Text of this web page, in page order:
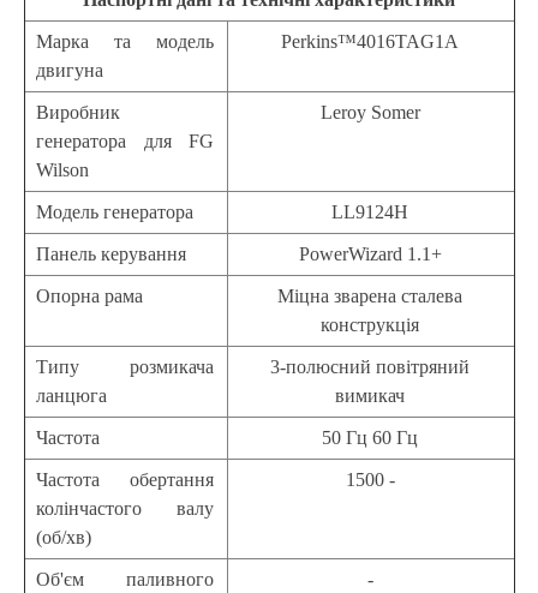
Марка та модель
двигуна
Perkins™4016TAG1A
Виробник
генератора для FG
Wilson
Leroy Somer
Модель генератора LL9124H
Панель керування PowerWizard 1.1+
Опорна рама
Міцна зварена сталева
конструкція
Типу розмикача
ланцюга
3-полюсний повітряний
вимикач
Частота 50 Гц 60 Гц
Частота обертання
колінчастого валу
(об/хв)
1500 -
Об'єм паливного
-